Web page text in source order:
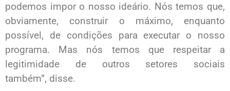
podemos impor o nosso ideário. Nós temos que,
obviamente, construir o máximo, enquanto
possível, de condições para executar o nosso
programa. Mas nós temos que respeitar a
legitimidade de outros setores sociais
também”, disse.